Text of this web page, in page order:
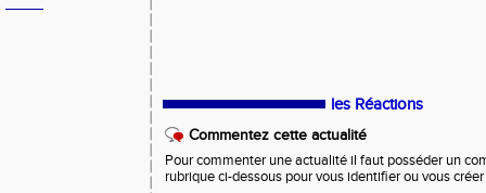
les Réactions
Commentez cette actualité
Pour commenter une actualité il faut posséder un
rubrique ci-dessous pour vous identifier ou vous